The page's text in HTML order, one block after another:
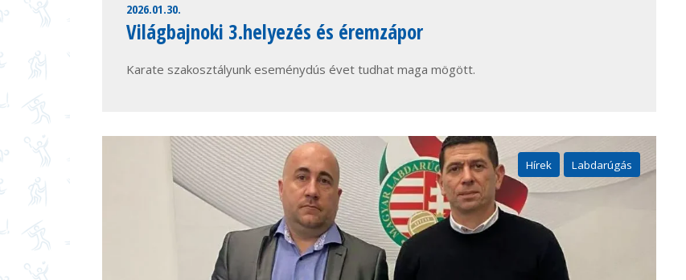
2026.01.30.
Világbajnoki 3.helyezés és éremzápor
Karate szakosztályunk eseménydús évet tudhat maga mögött.
Hírek Labdarúgás